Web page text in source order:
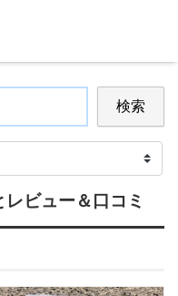
検索
ビュー＆口コミ